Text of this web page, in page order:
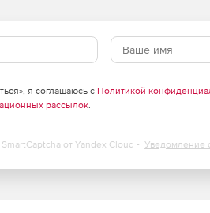
и количественной оценки
микрофлоры в
и патогенность среды
я соглашаюсь с Политикой
рассылок.
от Yandex Cloud - Уведомление